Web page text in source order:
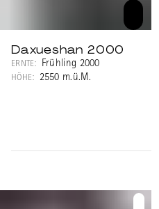
Daxueshan 2000
ERNTE: Frühling 2000
HÖHE: 2550 m.ü.M.